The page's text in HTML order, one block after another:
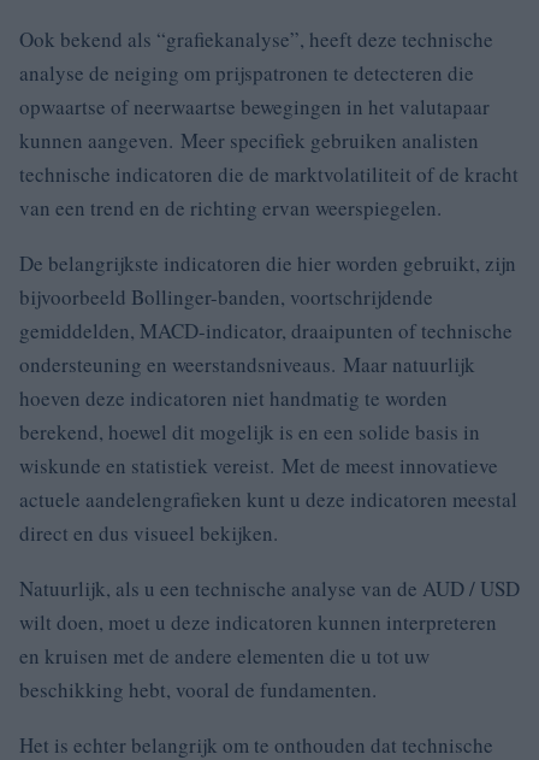
Ook bekend als “grafiekanalyse”, heeft deze technische
analyse de neiging om prijspatronen te detecteren die
opwaartse of neerwaartse bewegingen in het valutapaar
kunnen aangeven. Meer specifiek gebruiken analisten
technische indicatoren die de marktvolatiliteit of de kracht
van een trend en de richting ervan weerspiegelen.
De belangrijkste indicatoren die hier worden gebruikt, zijn
bijvoorbeeld Bollinger-banden, voortschrijdende
gemiddelden, MACD-indicator, draaipunten of technische
ondersteuning en weerstandsniveaus. Maar natuurlijk
hoeven deze indicatoren niet handmatig te worden
berekend, hoewel dit mogelijk is en een solide basis in
wiskunde en statistiek vereist. Met de meest innovatieve
actuele aandelengrafieken kunt u deze indicatoren meestal
direct en dus visueel bekijken.
Natuurlijk, als u een technische analyse van de AUD / USD
wilt doen, moet u deze indicatoren kunnen interpreteren
en kruisen met de andere elementen die u tot uw
beschikking hebt, vooral de fundamenten.
Het is echter belangrijk om te onthouden dat technische